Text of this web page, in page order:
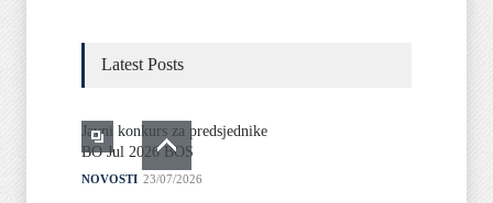
Latest Posts
Javni konkurs za predsjednike
BO Jul 2026 BOS
NOVOSTI 23/07/2026